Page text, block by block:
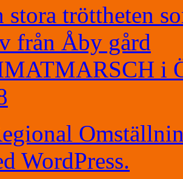
stora tröttheten
från Åby gård
i
WordPress.